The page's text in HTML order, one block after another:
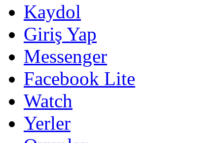
Kaydol
Giriş Yap
Messenger
Facebook Lite
Watch
Yerler